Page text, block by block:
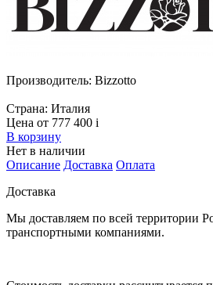
Производитель: Bizzotto
Страна: Италия
Цена от 777 400 i
В корзину
Нет в наличии
Описание Доставка Оплата
Доставка
Мы доставляем по всей территории
транспортными компаниями.